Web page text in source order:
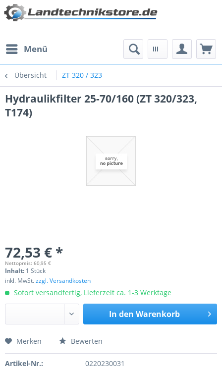
Menü
Übersicht ZT 320 / 323
Hydraulikfilter 25-70/160 (ZT 320/323,
T174)
72,53 € *
Nettopreis: 60,95 €
Inhalt: 1 Stück
inkl. MwSt.zzgl. Versandkosten
Sofort versandfertig, Lieferzeit ca. 1-3 Werktage
In den Warenkorb
Preis anfragen
Merken Bewerten
Artikel-Nr.: 0220230031